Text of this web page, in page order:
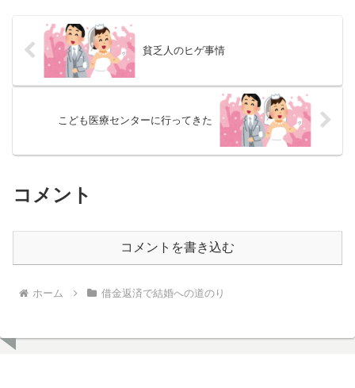
貧乏人のヒゲ事情
こども医療センターに行ってきた
コメント
コメントを書き込む
ホーム 借金返済で結婚への道のり